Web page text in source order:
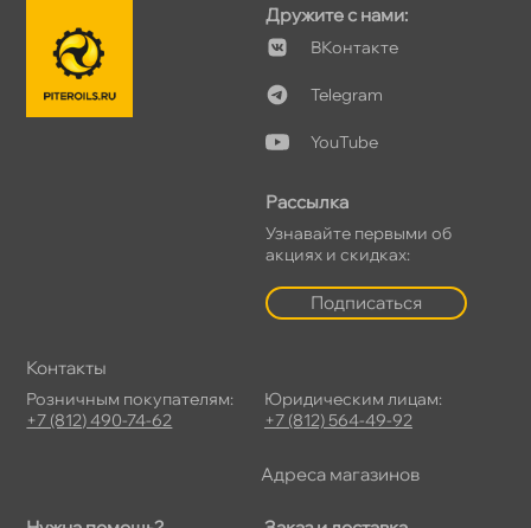
Дружите с нами:
Контакте
Telegram
YouTube
Рассылка
Узнавайте первыми о
акциях и скидках:
Подписаться
Контакты
Розничным покупателям:
+7 (812) 490-74-62
Юридическим лицам:
+7 (812) 564-49-92
Адреса магазино